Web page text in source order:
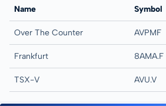
Name Symbol
Over The Counter AVPMF
Frankfurt 8AMA.F
TSX-V AVU.V